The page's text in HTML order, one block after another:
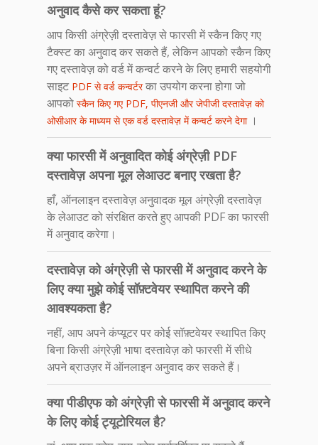
अनुवाद कैसे कर सकता हूं?
आप किसी अंग्रेज़ी दस्तावेज़ से फारसी में स्कैन किए गए
टैक्स्ट का अनुवाद कर सकते हैं, लेकिन आपको स्कैन किए
गए दस्तावेज़ को वर्ड में कन्वर्ट करने के लिए हमारी सहयोगी
साइट PDF से वर्ड कन्वर्टरका उपयोग करना होगा जो
आपको स्कैन किए गए PDF, पीएनजी और जेपीजी दस्तावेज़ को
ओसीआर के माध्यम से एक वर्ड दस्तावेज़ में कन्वर्ट करने देगा ।
क्या फारसी में अनुवादित कोई अंग्रेज़ी PDF
दस्तावेज़ अपना मूल लेआउट बनाए रखता है?
हाँ, ऑनलाइन दस्तावेज़ अनुवादक मूल अंग्रेज़ी दस्तावेज़
के लेआउट को संरक्षित करते हुए आपकी PDF का फारसी
में अनुवाद करेगा।
दस्तावेज़ को अंग्रेज़ी से फारसी में अनुवाद करने के
लिए क्या मुझे कोई सॉफ़्टवेयर स्थापित करने की
आवश्यकता है?
नहीं, आप अपने कंप्यूटर पर कोई सॉफ़्टवेयर स्थापित किए
बिना किसी अंग्रेज़ी भाषा दस्तावेज़ को फारसी में सीधे
अपने ब्राउज़र में ऑनलाइन अनुवाद कर सकते हैं।
क्या पीडीएफ को अंग्रेज़ी से फारसी में अनुवाद करने
के लिए कोई ट्यूटोरियल है?